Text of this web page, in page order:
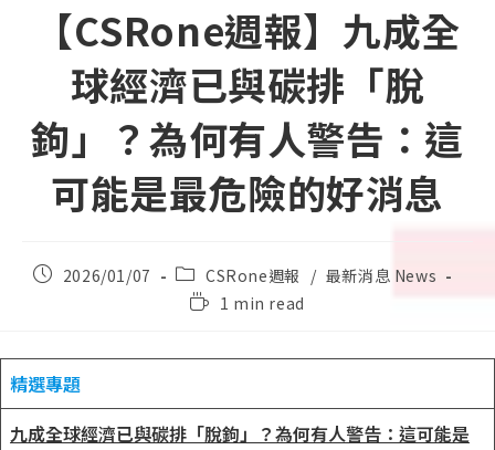
【CSRone週報】九成全
球經濟已與碳排「脫
鉤」？為何有人警告：這
可能是最危險的好消息
Post2026/01/07
Post
category:
CSRone週報 / 最新消息 News
Reading1 min read
精選專題
九成全球經濟已與碳排「脫鉤」？為何有人警告：這可能是